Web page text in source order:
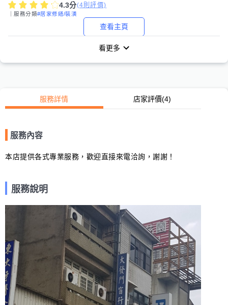
4.3分(4則評價)
｜服務分類#居家修繕/裝潢
查看主頁
看更多
服務詳情 店家評價(4)
服務內容
本店提供各式專業服務，歡迎直接來電洽詢，謝謝！
服務說明